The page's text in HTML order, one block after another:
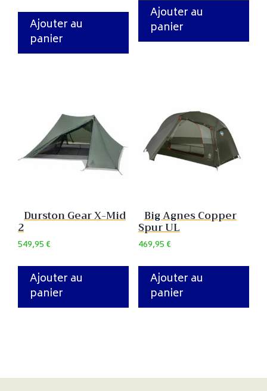
Ajouter au
panier
Ajouter au
panier
Durston Gear X-Mid
2
549,95€
Ajouter au
panier
Big Agnes Copper
Spur UL
469,95€
Ajouter au
panier